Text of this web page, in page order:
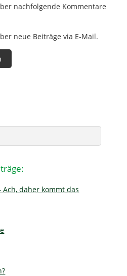
nachfolgende Kommentare
neue Beiträge via E-Mail.
Ach, daher kommt das